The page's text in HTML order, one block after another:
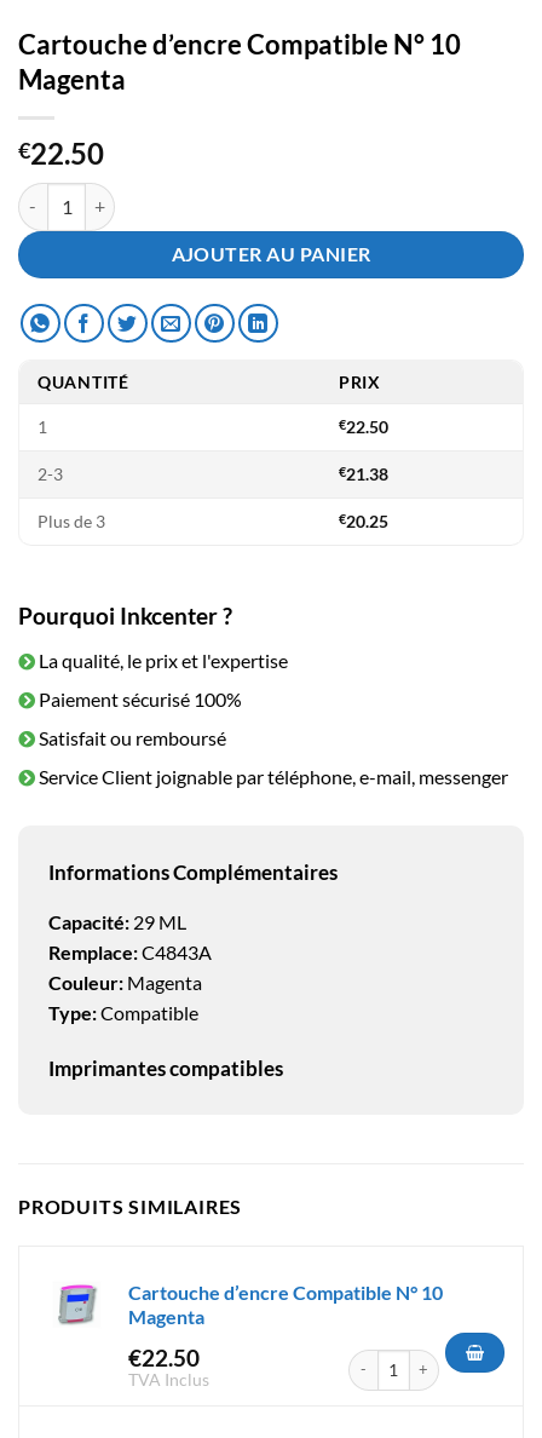
Cartouche d’encre Compatible N° 10
Magenta
€22.50
quantité de Cartouche d'encre Compatible N° 10 Magenta
AJOUTER AU PANIER
QUANTITÉ PRIX
1 €22.50
2-3 €21.38
Plus de 3 €20.25
Pourquoi Inkcenter ?
La qualité, le prix et l'expertise
Paiement sécurisé 100%
Satisfait ou remboursé
Service Client joignable par téléphone, e-mail, messenger
Informations Complémentaires
Capacité: 29 ML
Remplace:C4843A
Couleur: Magenta
Type:Compatible
Imprimantes compatibles
PRODUITS SIMILAIRES
Cartouche d’encre Compatible N° 10
Magenta
€22.50
TVA Inclus
quantité de Cartouche